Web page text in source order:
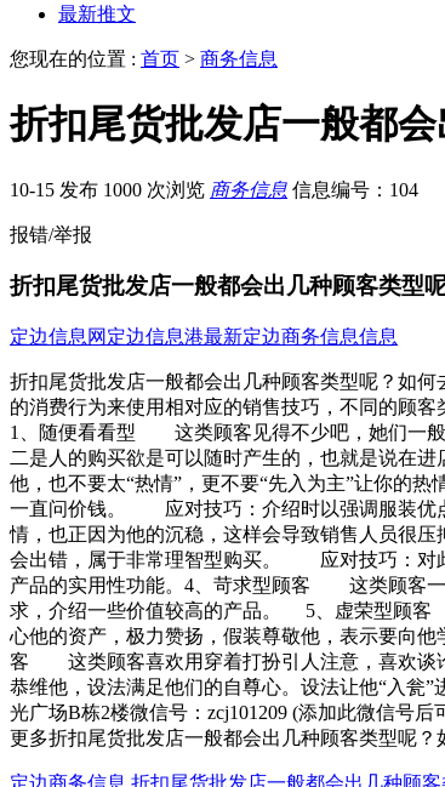
最新推文
您现在的位置 : 首页 > 商务信息
折扣尾货批发店一般都
10-15 发布 1000 次浏览 商务信息 信息编号：104
报错/举报
折扣尾货批发店一般都会出几种顾客类型
定边信息网 定边信息港最新定边商务信息信息
折扣尾货批发店一般都会出几种顾客类型呢？如
的消费行为来使用相对应的销售技巧，不同的顾
1、随便看看型 这类顾客见得不少吧，她们一般
二是人的购买欲是可以随时产生的，也就是说在
他，也不要太“热情”，更不要“先入为主”让你的
一直问价钱。 应对技巧：介绍时以强调服装优
情，也正因为他的沉稳，这样会导致销售人员很
会出错，属于非常理智型购买。 应对技巧：对此
产品的实用性功能。4、苛求型顾客 这类顾客
求，介绍一些价值较高的产品。 5、虚荣型顾
心他的资产，极力赞扬，假装尊敬他，表示要向
客 这类顾客喜欢用穿着打扮引人注意，喜欢谈
恭维他，设法满足他们的自尊心。设法让他“入瓮”
光广场B栋2楼微信号：zcj101209 (添加此微信号
更多折扣尾货批发店一般都会出几种顾客类型呢？